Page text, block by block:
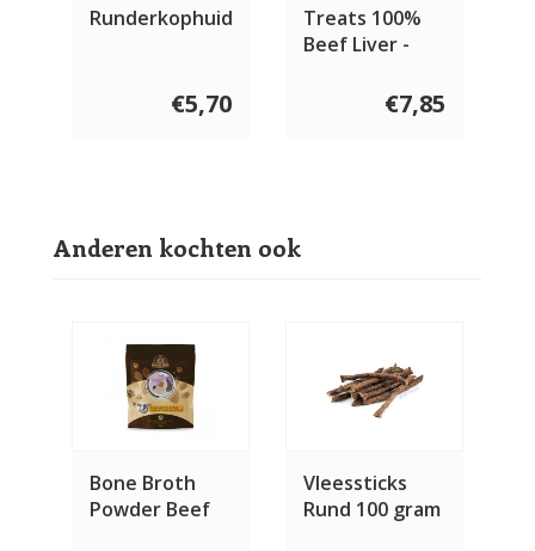
Runderkophuid
€5,70
Treats 100%
Beef Liver -
€7,85
Anderen kochten ook
Bone Broth
Powder Beef
Vleessticks
Rund 100 gram